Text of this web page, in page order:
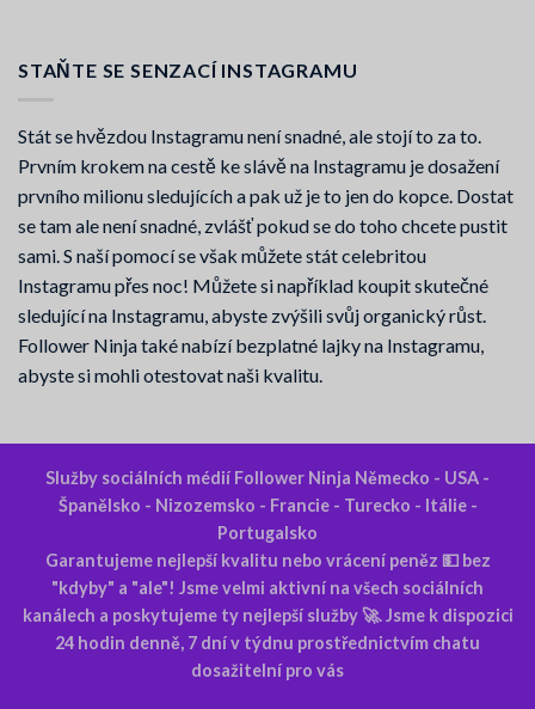
STAŇTE SE SENZACÍ INSTAGRAMU
Stát se hvězdou Instagramu není snadné, ale stojí to za to.
Prvním krokem na cestě ke slávě na Instagramu je dosažení
prvního milionu sledujících a pak už je to jen do kopce. Dostat
se tam ale není snadné, zvlášť pokud se do toho chcete pustit
sami. S naší pomocí se však můžete stát celebritou
Instagramu přes noc! Můžete si například koupit skutečné
sledující na Instagramu, abyste zvýšili svůj organický růst.
Follower Ninja také nabízí bezplatné lajky na Instagramu,
abyste si mohli otestovat naši kvalitu.
Služby sociálních médií Follower Ninja Německo - USA -
Španělsko - Nizozemsko - Francie - Turecko - Itálie -
Portugalsko
Garantujeme nejlepší kvalitu nebo vrácení peněz 💵 bez
"kdyby" a "ale"! Jsme velmi aktivní na všech sociálních
kanálech a poskytujeme ty nejlepší služby 🚀. Jsme k dispozici
24 hodin denně, 7 dní v týdnu prostřednictvím chatu
dosažitelní pro vás